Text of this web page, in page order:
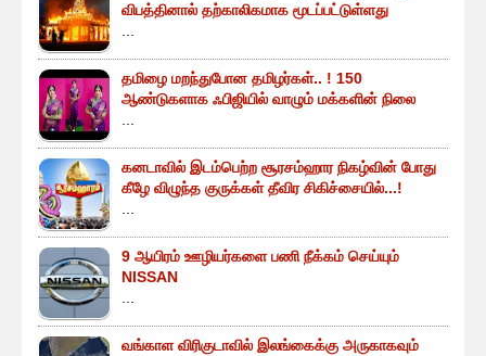
விபத்தினால் தற்காலிகமாக மூடப்பட்டுள்ளது
...
தமிழை மறந்துபோன தமிழர்கள்.. ! 150
ஆண்டுகளாக ஃபிஜியில் வாழும் மக்களின் நிலை
...
கனடாவில் இடம்பெற்ற சூரசம்ஹார நிகழ்வின் போது
கீழே விழுந்த குருக்கள் தீவிர சிகிச்சையில்...!
...
9 ஆயிரம் ஊழியர்களை பணி நீக்கம் செய்யும்
NISSAN
...
வங்காள விரிகுடாவில் இலங்கைக்கு அருகாகவும்